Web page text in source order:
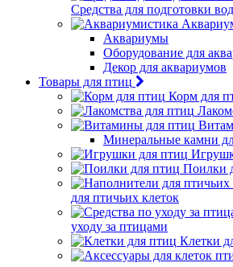
Средства для подготовки
Аквариумы
Оборудование для
Декор для аквариумов
Товары для птиц
Корм для
Минеральные камни
Поилки
для птичьих клеток
уходу за птицами
Клетки